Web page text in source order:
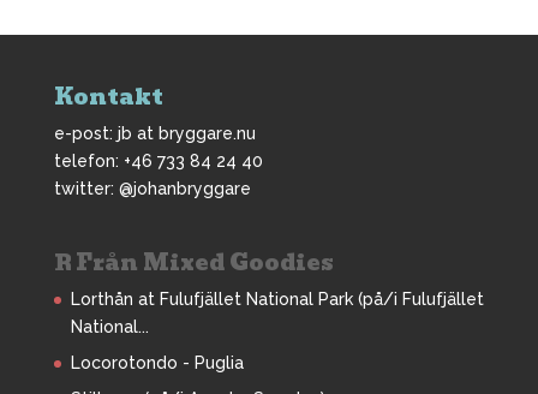
Kontakt
e-post: jb at bryggare.nu
telefon: +46 733 84 24 40
twitter: @johanbryggare
Från Mixed Goodies
Lorthån at Fulufjället National Park (på/i Fulufjället
National...
Locorotondo - Puglia